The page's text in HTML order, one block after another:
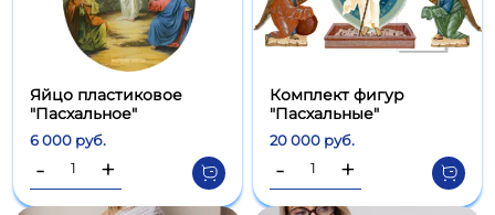
Яйцо пластиковое
"Пасхальное"
6 000 руб.
- +
Комплект фигур
"Пасхальные"
20 000 руб.
- +